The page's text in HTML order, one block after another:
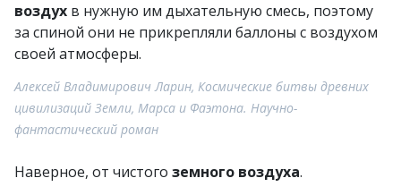
воздух в нужную им дыхательную смесь, поэтому
за спиной они не прикрепляли баллоны с воздухом
своей атмосферы.
Алексей Владимирович Ларин, Космические битвы древних
цивилизаций Земли, Марса и Фаэтона. Научно-
фантастический роман
Наверное, от чистого земного воздуха.